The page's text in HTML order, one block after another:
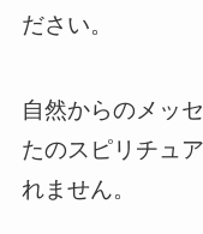
ださい。
自然からのメッ
たのスピリチュ
れません。